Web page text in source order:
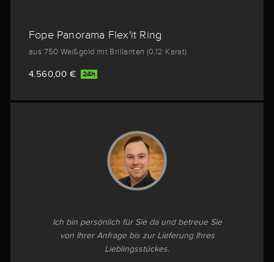
Fope Panorama Flex'it Ring
aus 750 Weißgold mit Brillanten (0,12 Karat)
4.560,00 € 24h
Ich bin persönlich für Sie da und betreue Sie
von Ihrer Anfrage bis zur Lieferung Ihres
Lieblingsstückes.